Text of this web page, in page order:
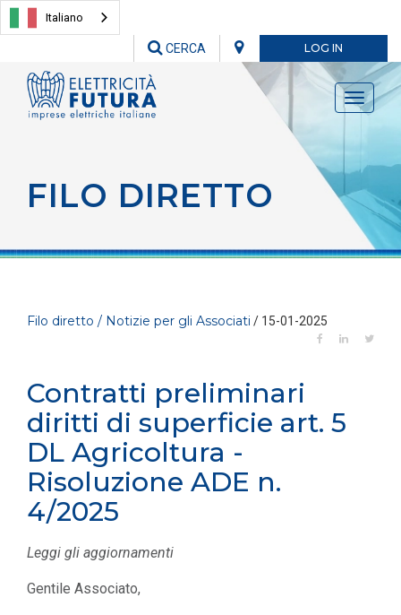
Italiano
LOG IN
CERCA
Toggle
FILO DIRETTO
Filo diretto / Notizie per gli Associati / 15-01-2025
Contratti preliminari
diritti di superficie art. 5
DL Agricoltura -
Risoluzione ADE n.
4/2025
Leggi gli aggiornamenti
Gentile Associato,